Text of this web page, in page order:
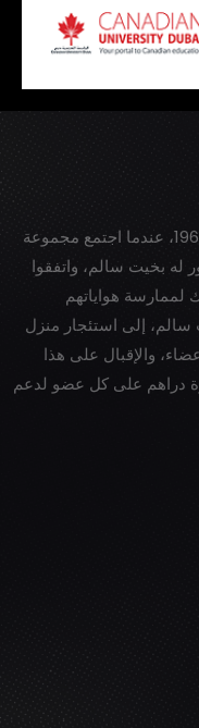
يعود تاريخ تأسيس نادي الوصل إلى عام 1960، عندما اجتمع مجموعة
بخيت سالم، واتفقوا
هواياتهم
إلى استئجار منزل
والإقبال على هذا
دراهم على كل عضو لدعم